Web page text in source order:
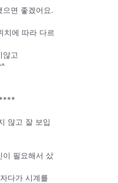
으면 좋겠어요.
치에 따라 다르
않고
않고 잘 보입
이 필요해서 샀
다가 시계를